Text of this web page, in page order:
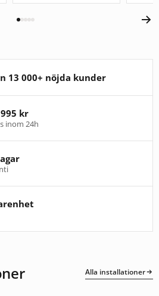
13 000+ nöjda kunder
kr
inom 24h
Alla installationer